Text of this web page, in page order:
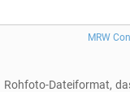
Dateiformat,
MRW